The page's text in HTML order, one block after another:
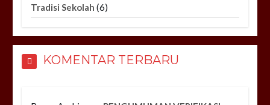
Tradisi Sekolah (6)
KOMENTAR TERBARU